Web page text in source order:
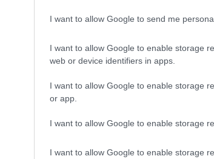
I want to allow Google to send me
I want to allow Google to enable storage
web or device identifiers in apps.
I want to allow Google to enable storage
or app.
I want to allow Google to enable storage
I want to allow Google to enable storage
τα εμπρός καθίσματα έχουν τοποθετηθεί 12
μοντέλο, κάτι το οποίο επιτείνει τη σπορ
προαιρετικά πιο σκληρά “Sport” ή ελαφρώς
και τα πίσω πλαϊνά καθίσματα
την έκδοση). Στη δερμάτινη έκδοση Nappa, το
μασάζ.
είναι το σπορ κάθισμα επιδόσεων
κύκλος 8,8-7,9 l/100 km, 200-179 g/km CO 2). Το